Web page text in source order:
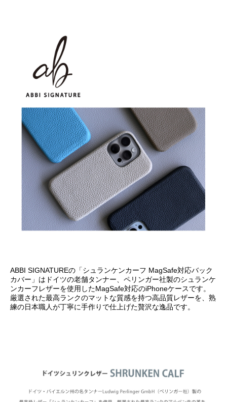
ABBI SIGNATUREの「シュランケンカーフ MagSafe対応バック
カバー」はドイツの老舗タンナー、ペリンガー社製のシュランケ
ンカーフレザーを使用したMagSafe対応のiPhoneケースです。
厳選された最高ランクのマットな質感を持つ高品質レザーを、熟
練の日本職人が丁寧に手作りで仕上げた贅沢な逸品です。